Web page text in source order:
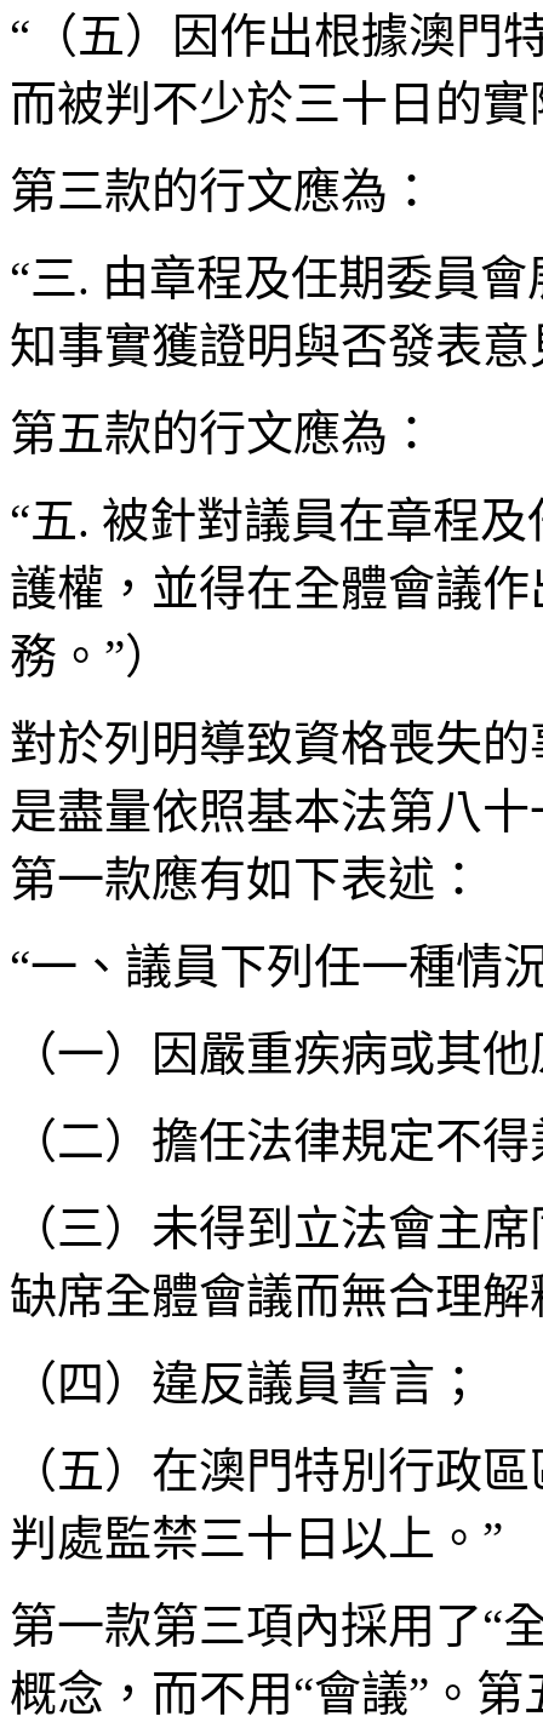
“（五）因作出根據澳門
而被判不少於三十日的實
第三款的行文應為：
“三. 由章程及任期委員
知事實獲證明與否發表意
第五款的行文應為：
“五. 被針對議員在章程
護權，並得在全體會議
務。”）
對於列明導致資格喪失
是盡量依照基本法第八
第一款應有如下表述：
“一、議員下列任一種情
（一）因嚴重疾病或其
（二）擔任法律規定不
（三）未得到立法會主
缺席全體會議而無合理解
（四）違反議員誓言；
（五）在澳門特別行政
判處監禁三十日以上。”
第一款第三項內採用了“
概念，而不用“會議”。